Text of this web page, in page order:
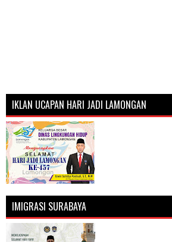
IKLAN UCAPAN HARI JADI LAMONGAN
IMIGRASI SURABAYA